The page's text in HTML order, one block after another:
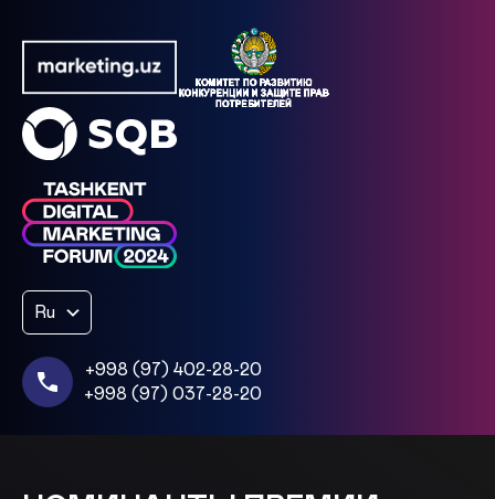
Ru
+998 (97) 402-28-20
+998 (97) 037-28-20